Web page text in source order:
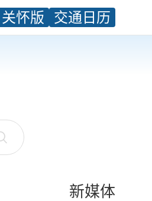
关怀版 交通日历
新媒体